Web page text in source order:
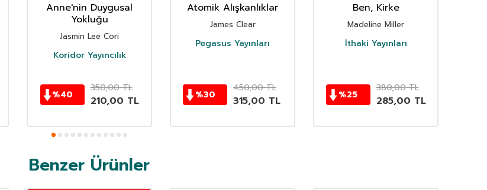
Anne'nin Duygusal
Yokluğu
Jasmin Lee Cori
Koridor Yayıncılık
%40
350,00TL
210,00 TL
Atomik Alışkanlıklar
James Clear
Pegasus Yayınları
%30
450,00TL
315,00 TL
Ben, Kirke
Madeline Miller
İthaki Yayınları
%25
380,00TL
285,00 TL
Benzer Ürünler